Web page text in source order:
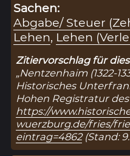
Sachen:
Abgabe/ Steuer
Lehen, Lehen
Zitiervorschlag für
„Nentzenhaim (1322-
Historisches
Hohen Registratur des
https://
wuerzburg.de/fries/
eintrag=4862(Stand: